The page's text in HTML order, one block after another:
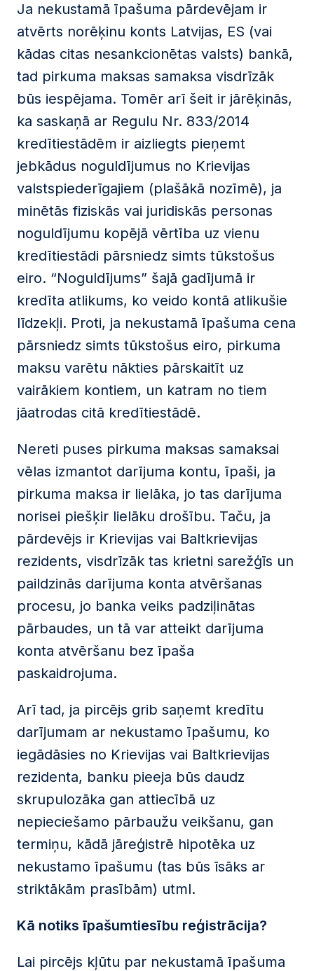
Ja nekustamā īpašuma pārdevējam ir
atvērts norēķinu konts Latvijas, ES (vai
kādas citas nesankcionētas valsts) bankā,
tad pirkuma maksas samaksa visdrīzāk
būs iespējama. Tomēr arī šeit ir jārēķinās,
ka saskaņā ar Regulu Nr. 833/2014
kredītiestādēm ir aizliegts pieņemt
jebkādus noguldījumus no Krievijas
valstspiederīgajiem (plašākā nozīmē), ja
minētās fiziskās vai juridiskās personas
noguldījumu kopējā vērtība uz vienu
kredītiestādi pārsniedz simts tūkstošus
eiro. “Noguldījums” šajā gadījumā ir
kredīta atlikums, ko veido kontā atlikušie
līdzekļi. Proti, ja nekustamā īpašuma cena
pārsniedz simts tūkstošus eiro, pirkuma
maksu varētu nākties pārskaitīt uz
vairākiem kontiem, un katram no tiem
jāatrodas citā kredītiestādē.
Nereti puses pirkuma maksas samaksai
vēlas izmantot darījuma kontu, īpaši, ja
pirkuma maksa ir lielāka, jo tas darījuma
norisei piešķir lielāku drošību. Taču, ja
pārdevējs ir Krievijas vai Baltkrievijas
rezidents, visdrīzāk tas krietni sarežģīs un
paildzinās darījuma konta atvēršanas
procesu, jo banka veiks padziļinātas
pārbaudes, un tā var atteikt darījuma
konta atvēršanu bez īpaša
paskaidrojuma.
Arī tad, ja pircējs grib saņemt kredītu
darījumam ar nekustamo īpašumu, ko
iegādāsies no Krievijas vai Baltkrievijas
rezidenta, banku pieeja būs daudz
skrupulozāka gan attiecībā uz
nepieciešamo pārbaužu veikšanu, gan
termiņu, kādā jāreģistrē hipotēka uz
nekustamo īpašumu (tas būs īsāks ar
striktākām prasībām) utml.
Kā notiks īpašumtiesību reģistrācija?
Lai pircējs kļūtu par nekustamā īpašuma